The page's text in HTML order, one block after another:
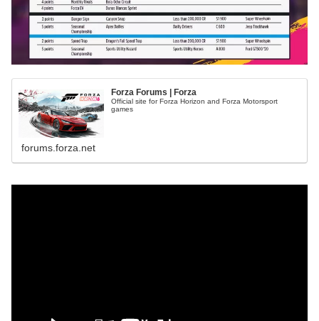
Forza Forums | Forza
Official site for Forza Horizon and Forza Motorsport
games
forums.forza.net